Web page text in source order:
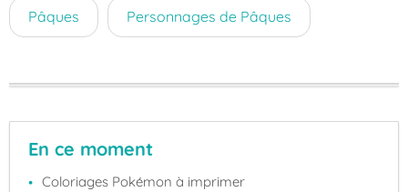
Pâques Personnages de Pâques
En ce moment
Coloriages Pokémon à imprimer